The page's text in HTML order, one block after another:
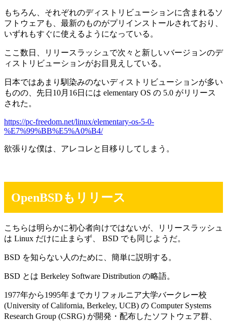
もちろん、それぞれのディストリビューションに含まれるソ
フトウェアも、最新のものがプリインストールされており、
いずれもすぐに使えるようになっている。
ここ数日、リリースラッシュで次々と新しいバージョンのデ
ィストリビューションがお目見えしている。
日本ではあまり馴染みのないディストリビューションが多い
ものの、先日10月16日には elementary OS の 5.0 がリリース
された。
https://pc-freedom.net/linux/elementary-os-5-0-
%E7%99%BB%E5%A0%B4/
欲張りな僕は、アレコレと目移りしてしまう。
OpenBSDもリリース
こちらは明らかに初心者向けではないが、リリースラッシュ
は Linux だけに止まらず、 BSD でも同じようだ。
BSD を知らない人のために、簡単に説明する。
BSD とは Berkeley Software Distribution の略語。
1977年から1995年までカリフォルニア大学バークレー校
(University of California, Berkeley, UCB) の Computer Systems
Research Group (CSRG) が開発・配布したソフトウェア群、